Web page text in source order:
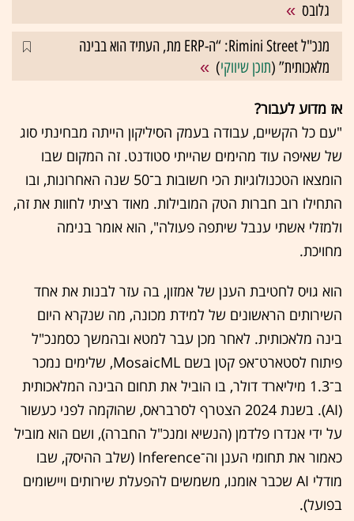
גלובס
מנכ"ל Rimini Street: “ה-ERP מת, העתיד הוא בבינה
מלאכותית” (תוכן שיווקי)
אז מדוע לעבור?
"עם כל הקשיים, עבודה בעמק הסיליקון הייתה מבחינתי סוג
של שאיפה עוד מהימים שהייתי סטודנט. זה המקום שבו
הומצאו הטכנולוגיות הכי חשובות ב־50 שנה האחרונות, ובו
התחילו רוב חברות הטק המובילות. מאוד רציתי לחוות את זה,
ולמזלי אשתי ענבל שיתפה פעולה", הוא אומר בנימה
מחויכת.
הוא גויס לחטיבת הענן של אמזון, בה עזר לבנות את אחד
השירותים הראשונים של למידת מכונה, מה שנקרא היום
בינה מלאכותית. לאחר מכן עבר למטא ובהמשך כסמנכ"ל
פיתוח לסטארט־אפ קטן בשם MosaicML, שלימים נמכר
ב־1.3 מיליארד דולר, בו הוביל את תחום הבינה המלאכותית
(AI). בשנת 2024 הצטרף לסרבראס, שהוקמה לפני כעשור
על ידי אנדרו פלדמן (הנשיא ומנכ"ל החברה), ושם הוא מוביל
כאמור את תחומי הענן וה־Inference (שלב ההיסק, שבו
מודלי AI שכבר אומנו, משמשים להפעלת שירותים ויישומים
בפועל).